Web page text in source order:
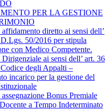
PER LA GESTIONE
diretto ai sensi dell’
50/2016 per stipula
con Medico Competente.
ai sensi dell’ art. 36
degli Appalti –
incarico per la gestione del
Bonus Premiale
a Tempo Indeterminato